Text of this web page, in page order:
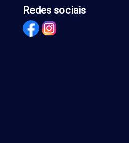
Redes sociais